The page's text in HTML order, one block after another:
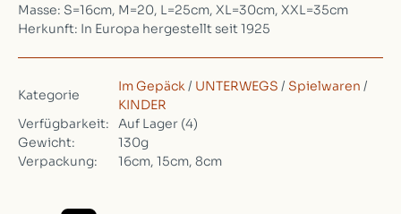
Masse: S=16cm, M=20, L=25cm, XL=30cm, XXL=35cm
Herkunft: In Europa hergestellt seit 1925
Kategorie
Im Gepäck / UNTERWEGS / Spielwaren /
KINDER
Verfügbarkeit:
Auf Lager (4)
Gewicht:
130g
Verpackung:
16cm, 15cm, 8cm